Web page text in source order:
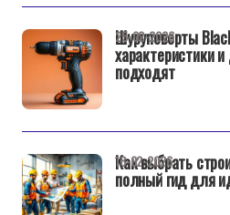
Шуруповерты
характеристики
подходят
25-02-2026
Как выбрать
полный гид для
18-02-2026